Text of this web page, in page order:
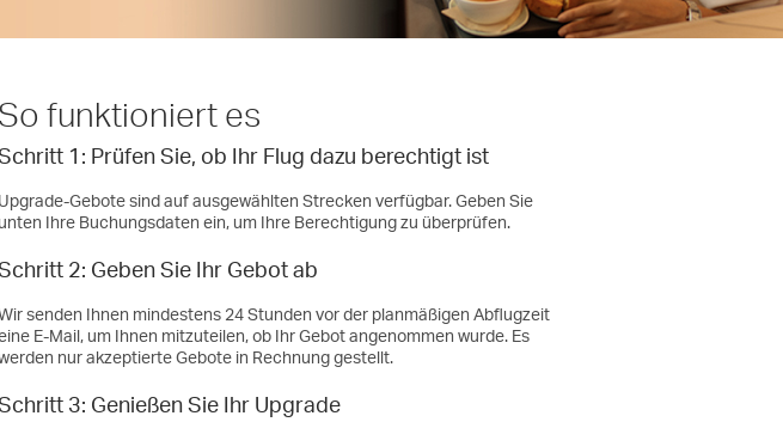
So funktioniert es
1: Prüfen Sie, ob Ihr Flug dazu berechtigt ist
Upgrade-Gebote sind auf ausgewählten Strecken verfügbar. Geben Sie
unten Ihre Buchungsdaten ein, um Ihre Berechtigung zu überprüfen.
2: Geben Sie Ihr Gebot ab
senden Ihnen mindestens 24 Stunden vor der planmäßigen Abflugzeit
E-Mail, um Ihnen mitzuteilen, ob Ihr Gebot angenommen wurde. Es
nur akzeptierte Gebote in Rechnung gestellt.
3: Genießen Sie Ihr Upgrade